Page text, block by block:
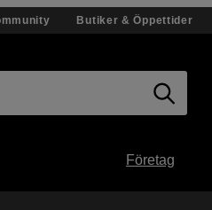
Butiker & Öppettider
Företag